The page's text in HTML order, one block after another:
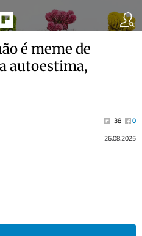
é meme de
autoestima,
38
0
26.08.2025